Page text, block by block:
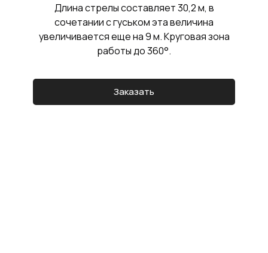
Длина стрелы составляет 30,2 м, в
сочетании с гуськом эта величина
увеличивается еще на 9 м. Круговая зона
работы до 360°.
Заказать